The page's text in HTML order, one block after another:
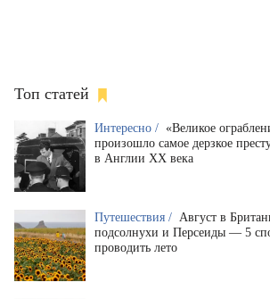
Топ статей
Интересно / «Великое
произошло самое дерзкое
в Англии XX века
Путешествия / Август в
подсолнухи и Персеиды — 5
проводить лето